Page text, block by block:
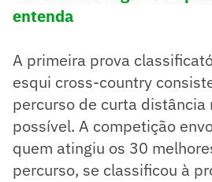
entenda
A primeira prova
esqui cross-country
percurso de curta distância
possível. A competição
quem atingiu os 30
percurso, se classificou à